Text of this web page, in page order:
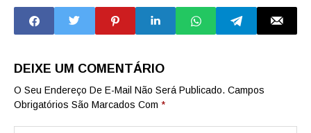
agente público e
empresários do
transporte em
tecnologia para
atuar em escolas
estaduais
DEIXE UM COMENTÁRIO
O Seu Endereço De E-Mail Não Será Publicado. Campos
Obrigatórios São Marcados Com *